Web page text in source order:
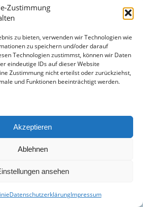
Zustimmung
zu bieten, verwenden wir Technologien wie
zu speichern und/oder darauf
Technologien zustimmst, können wir Daten
eindeutige IDs auf dieser Website
Zustimmung nicht erteilst oder zurückziehst,
und Funktionen beeinträchtigt werden.
Akzeptieren
Ablehnen
ansehen
DatenschutzerklärungImpressum
am Anger
Wochen
vor Gründonnerstag (eine